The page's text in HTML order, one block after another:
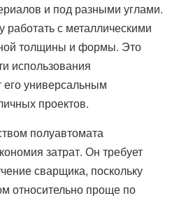
и под разными углами.
с металлическими
толщины и формы. Это
использования
его универсальным
проектов.
полуавтомата
затрат. Он требует
сварщика, поскольку
относительно проще по